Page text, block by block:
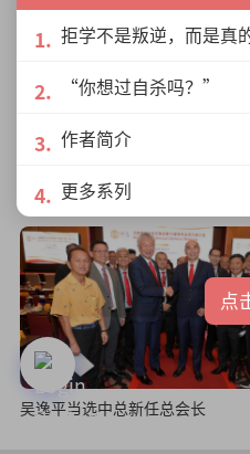
吴逸平当选中总新任总会长
拒学不是叛逆，而是真
“你想过自杀吗？”
作者简介
更多系列
点